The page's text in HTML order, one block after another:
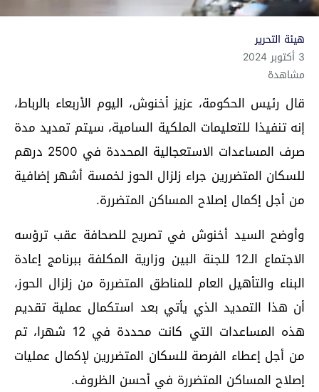
هيئة التحرير
3 أكتوبر 2024
مشاهدة
قال رئيس الحكومة، عزيز أخنوش، اليوم الأربعاء بالرباط،
‏إنه تنفيذا للتعليمات الملكية السامية، سيتم تمديد مدة
صرف المساعدات الاستعجالية المحددة في 2500 درهم
للسكان المتضررين جراء زلزال الحوز لخمسة أشهر إضافية
من أجل إكمال إصلاح المساكن المتضررة.
وأوضح السيد أخنوش في تصريح للصحافة عقب ترؤسه
الاجتماع الـ12 للجنة البين ‏وزارية المكلفة ببرنامج إعادة
البناء ‏والتأهيل العام للمناطق المتضررة من زلزال الحوز،
أن هذا التمديد الذي يأتي بعد استكمال عملية تقديم
‏هذه المساعدات التي كانت محددة في 12 شهرا، تم
من أجل إعطاء الفرصة للسكان المتضررين لإكمال عمليات
إصلاح المساكن ‏المتضررة في أحسن الظروف.